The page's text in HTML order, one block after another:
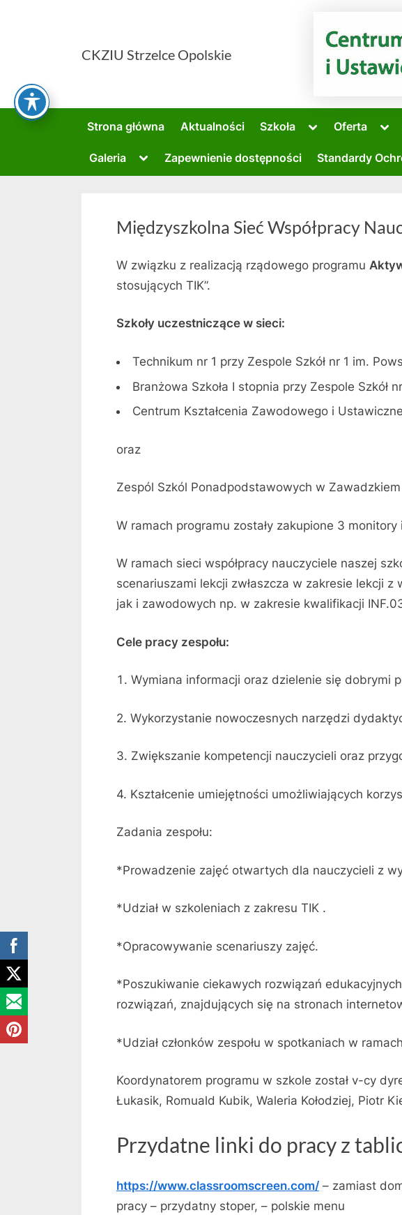
CKZIU Strzelce Opolskie
Strona główna Aktualności Szkoła
ToggleOferta
Galeria
Toggle
menu
Zapewnienie dostępności Standardy
Międzyszkolna Sieć Współpracy
W związku z realizacją rządowego programu
stosujących TIK”.
Szkoły uczestniczące w sieci:
Technikum nr 1 przy Zespole Szkół nr 1 im.
Branżowa Szkoła I stopnia przy Zespole Szkół
Centrum Kształcenia Zawodowego i
oraz
Zespól Szkól Ponadpodstawowych w Zawadzkiem
W ramach programu zostały zakupione 3
W ramach sieci współpracy nauczyciele naszej
scenariuszami lekcji zwłaszcza w zakresie lekcji
jak i zawodowych np. w zakresie kwalifikacji
Cele pracy zespołu:
Wymiana informacji oraz dzielenie się dobrymi
2. Wykorzystanie nowoczesnych narzędzi
3. Zwiększanie kompetencji nauczycieli oraz
4. Kształcenie umiejętności umożliwiających
Zadania zespołu:
*Prowadzenie zajęć otwartych dla nauczycieli z
*Udział w szkoleniach z zakresu TIK .
*Opracowywanie scenariuszy zajęć.
*Poszukiwanie ciekawych rozwiązań
rozwiązań, znajdujących się na stronach
*Udział członków zespołu w spotkaniach w
Koordynatorem programu w szkole został v-cy
Łukasik, Romuald Kubik, Waleria Kołodziej, Piotr
Przydatne linki do pracy z
https://www.classroomscreen.com/ – zamiast
pracy – przydatny stoper, – polskie menu